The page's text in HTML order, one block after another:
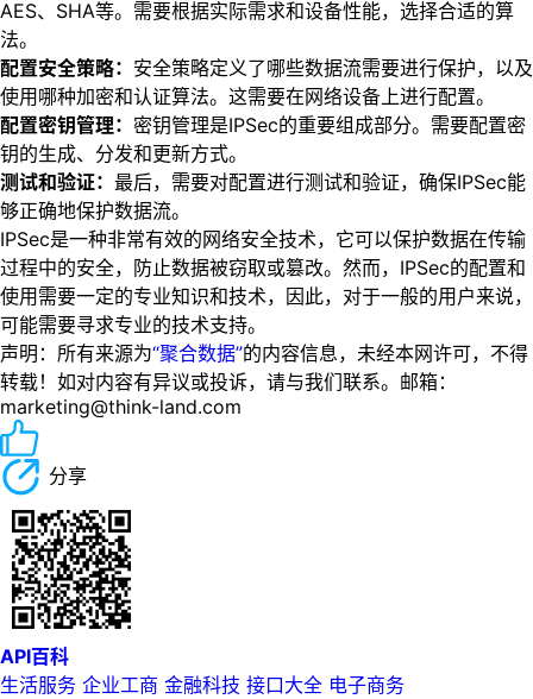
AES、SHA等。需要根据实际需求和设备性能，选择合适的算
法。
配置安全策略： 安全策略定义了哪些数据流需要进行保护，以及
使用哪种加密和认证算法。这需要在网络设备上进行配置。
配置密钥管理： 密钥管理是IPSec的重要组成部分。需要配置密
钥的生成、分发和更新方式。
测试和验证： 最后，需要对配置进行测试和验证，确保IPSec能
够正确地保护数据流。
IPSec是一种非常有效的网络安全技术，它可以保护数据在传输
过程中的安全，防止数据被窃取或篡改。然而，IPSec的配置和
使用需要一定的专业知识和技术，因此，对于一般的用户来说，
可能需要寻求专业的技术支持。
声明：所有来源为“聚合数据”的内容信息，未经本网许可，不得
转载！如对内容有异议或投诉，请与我们联系。邮箱：
marketing@think-land.com
分享
API百科
生活服务 企业工商 金融科技 接口大全 电子商务